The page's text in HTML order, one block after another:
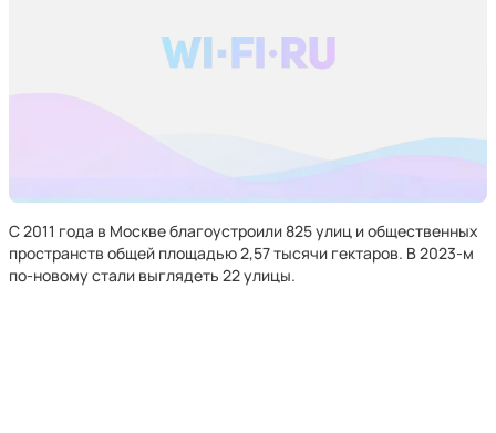
С 2011 года в Москве благоустроили 825 улиц и общественных
пространств общей площадью 2,57 тысячи гектаров. В 2023-м
по-новому стали выглядеть 22 улицы.